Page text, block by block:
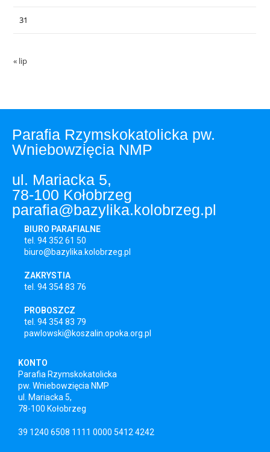
31
« lip
Parafia Rzymskokatolicka pw.
Wniebowzięcia NMP
ul. Mariacka 5,
78-100 Kołobrzeg
parafia@bazylika.kolobrzeg.pl
BIURO PARAFIALNE
tel. 94 352 61 50
biuro@bazylika.kolobrzeg.pl
ZAKRYSTIA
tel. 94 354 83 76
PROBOSZCZ
tel. 94 354 83 79
pawlowski@koszalin.opoka.org.pl
KONTO
Parafia Rzymskokatolicka
pw. Wniebowzięcia NMP
ul. Mariacka 5,
78-100 Kołobrzeg
39 1240 6508 1111 0000 5412 4242